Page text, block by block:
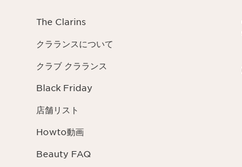
The Clarins
クラランスについて
クラブ クラランス
Black Friday
店舗リスト
Howto動画
Beauty FAQ